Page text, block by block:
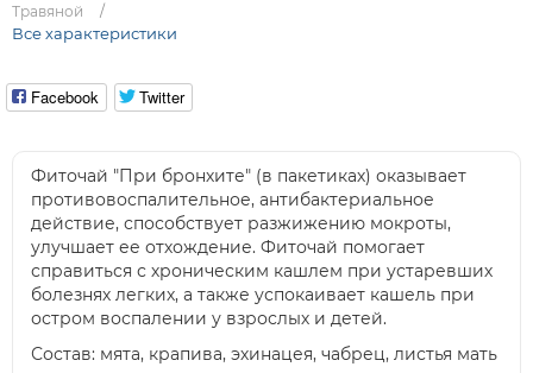
Травяной
Все характеристики
Facebook Twitter
Фиточай "При бронхите" (в пакетиках) оказывает
противовоспалительное, антибактериальное
действие, способствует разжижению мокроты,
улучшает ее отхождение. Фиточай помогает
справиться с хроническим кашлем при устаревших
болезнях легких, а также успокаивает кашель при
остром воспалении у взрослых и детей.
Состав: мята, крапива, эхинацея, чабрец, листья мать